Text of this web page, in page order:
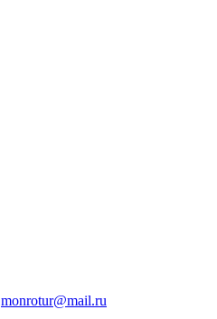
monrotur@mail.ru